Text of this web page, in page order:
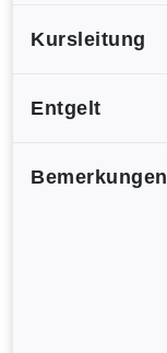
Kursleitung
Entgelt
Bemerkungen